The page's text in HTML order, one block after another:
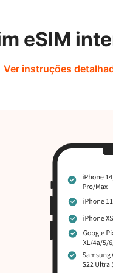
eSIM
Ver instruções